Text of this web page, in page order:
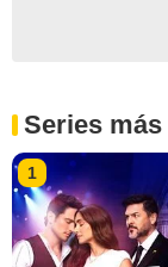
Series
1